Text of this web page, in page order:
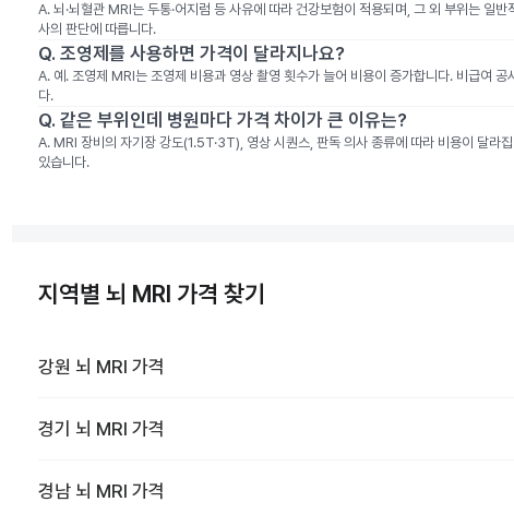
A. 뇌·뇌혈관 MRI는 두통·어지럼 등 사유에 따라 건강보험이 적용되며, 그 외 부위는 일
사의 판단에 따릅니다.
Q. 조영제를 사용하면 가격이 달라지나요?
A. 예. 조영제 MRI는 조영제 비용과 영상 촬영 횟수가 늘어 비용이 증가합니다. 비급여
다.
Q. 같은 부위인데 병원마다 가격 차이가 큰 이유는?
A. MRI 장비의 자기장 강도(1.5T·3T), 영상 시퀀스, 판독 의사 종류에 따라 비용이 달라
있습니다.
지역별 뇌 MRI 가격 찾기
강원 뇌 MRI 가격
경기 뇌 MRI 가격
경남 뇌 MRI 가격